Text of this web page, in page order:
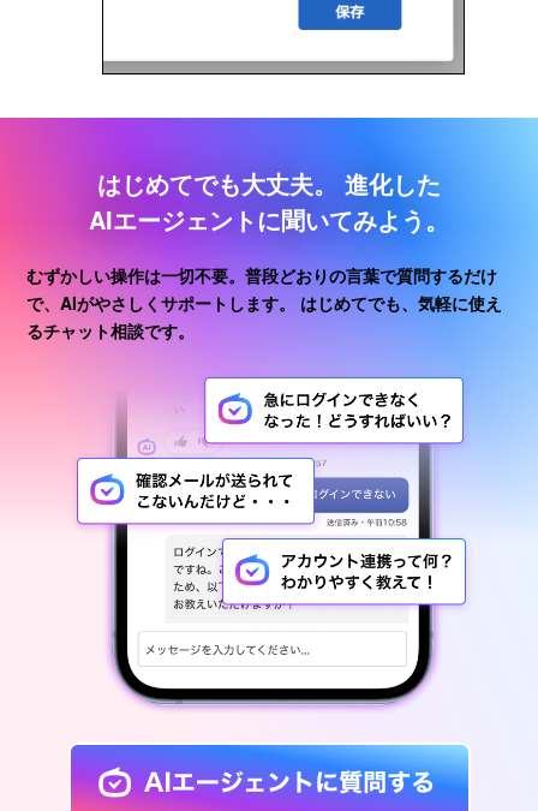
はじめてでも大丈夫。
進化した
AIエージェントに聞いてみよう。
むずかしい操作は一切不要。普段どおりの言葉で質問するだけ
で、AIがやさしくサポートします。
はじめてでも、気軽に使え
るチャット相談です。